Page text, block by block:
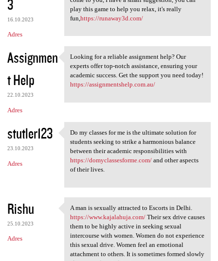
3
16.10.2023
Adres
play this game to help you relax, it's really
fun, https://runaway3d.com/
Assignmen
t Help
22.10.2023
Adres
Looking for a reliable
Looking for a reliable assignment help? Our
experts offer top-notch assistance, ensuring your
academic success. Get the support you need today!
https://assignmentshelp.com.au/
stutler123
23.10.2023
Adres
Do my classes for me is the
Do my classes for me is the ultimate solution for
students seeking to strike a harmonious balance
between their academic responsibilities with
https://domyclassesforme.com/and other aspects
of their lives.
Rishu
25.10.2023
Adres
A man is sexually attracted
A man is sexually attracted to Escorts in Delhi.
https://www.kajalahuja.com/Their sex drive causes
them to be highly active in seeking sexual
intercourse with women. Women do not experience
this sexual drive. Women feel an emotional
attachment to others. It is sometimes formed slowly